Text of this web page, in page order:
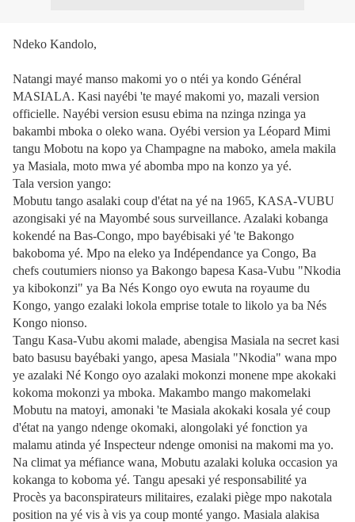
Ndeko Kandolo,
Natangi mayé manso makomi yo o ntéi ya kondo Général
MASIALA. Kasi nayébi 'te mayé makomi yo, mazali version
officielle. Nayébi version esusu ebima na nzinga nzinga ya
bakambi mboka o oleko wana. Oyébi version ya Léopard Mimi
tangu Mobotu na kopo ya Champagne na maboko, amela makila
ya Masiala, moto mwa yé abomba mpo na konzo ya yé.
Tala version yango:
Mobutu tango asalaki coup d'état na yé na 1965, KASA-VUBU
azongisaki yé na Mayombé sous surveillance. Azalaki kobanga
kokendé na Bas-Congo, mpo bayébisaki yé 'te Bakongo
bakoboma yé. Mpo na eleko ya Indépendance ya Congo, Ba
chefs coutumiers nionso ya Bakongo bapesa Kasa-Vubu "Nkodia
ya kibokonzi" ya Ba Nés Kongo oyo ewuta na royaume du
Kongo, yango ezalaki lokola emprise totale to likolo ya ba Nés
Kongo nionso.
Tangu Kasa-Vubu akomi malade, abengisa Masiala na secret kasi
bato basusu bayébaki yango, apesa Masiala "Nkodia" wana mpo
ye azalaki Né Kongo oyo azalaki mokonzi monene mpe akokaki
kokoma mokonzi ya mboka. Makambo mango makomelaki
Mobutu na matoyi, amonaki 'te Masiala akokaki kosala yé coup
d'état na yango ndenge okomaki, alongolaki yé fonction ya
malamu atinda yé Inspecteur ndenge omonisi na makomi ma yo.
Na climat ya méfiance wana, Mobutu azalaki koluka occasion ya
kokanga to koboma yé. Tangu apesaki yé responsabilité ya
Procès ya baconspirateurs militaires, ezalaki piège mpo nakotala
position na yé vis à vis ya coup monté yango. Masiala alakisa